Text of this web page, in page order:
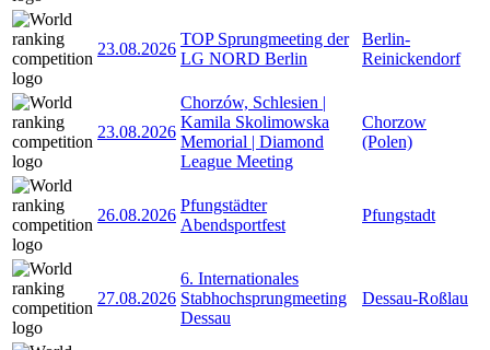
23.08.2026
TOP Sprungmeeting der
LG NORD Berlin
Berlin-
Reinickendorf
23.08.2026
Chorzów, Schlesien |
Kamila Skolimowska
Memorial | Diamond
League Meeting
Chorzow
(Polen)
26.08.2026
Pfungstädter
Abendsportfest
Pfungstadt
27.08.2026
6. Internationales
Stabhochsprungmeeting
Dessau
Dessau-Roßlau